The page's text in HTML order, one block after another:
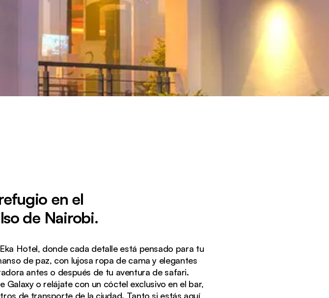
en el
de Nairobi.
Hotel, donde cada detalle está pensado para tu
de paz, con lujosa ropa de cama y elegantes
antes o después de tu aventura de safari.
o relájate con un cóctel exclusivo en el bar,
de transporte de la ciudad. Tanto si estás aquí